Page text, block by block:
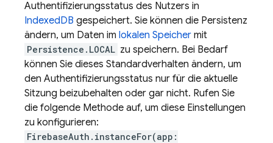
Authentifizierungsstatus des Nutzers in
IndexedDB gespeichert. Sie können die Persistenz
ändern, um Daten im lokalen Speicher mit
Persistence.LOCAL zu speichern. Bei Bedarf
können Sie dieses Standardverhalten ändern, um
den Authentifizierungsstatus nur für die aktuelle
Sitzung beizubehalten oder gar nicht. Rufen Sie
die folgende Methode auf, um diese Einstellungen
zu konfigurieren:
FirebaseAuth.instanceFor(app: